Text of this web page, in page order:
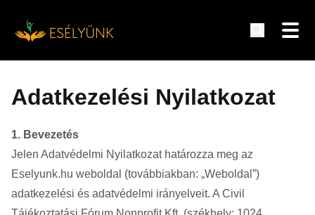
tartalomra
Adatkezelési Nyilatkozat
1. Bevezetés
Jelen Adatvédelmi Nyilatkozat határozza meg az
Eselyunk.hu weboldal (továbbiakban: „Weboldal”)
adatkezelési és adatvédelmi irányelveit. A Civil